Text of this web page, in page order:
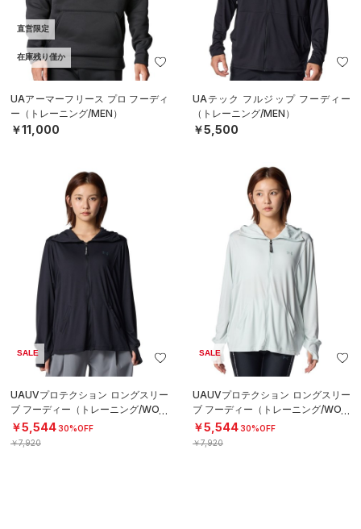
直営限定
在庫残り僅か
UAアーマーフリース プロ フーディ
ー（トレーニング/MEN）
￥11,000
UAテック フルジップ フーディー
（トレーニング/MEN）
￥5,500
SALE
UAUVプロテクション ロングスリー
ブ フーディー（トレーニング/WOM
EN）
￥5,54430%OFF
￥7,920
SALE
UAUVプロテクション ロングスリー
ブ フーディー（トレーニング/WOM
EN）
￥5,54430%OFF
￥7,920